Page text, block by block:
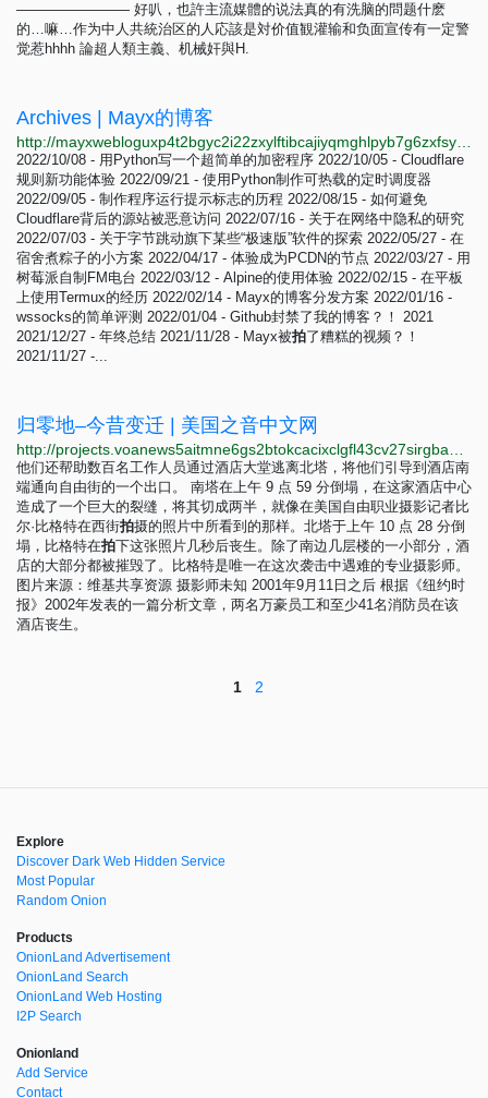
———————— 好叭，也許主流媒體的说法真的有洗脑的問题什麽
的…嘛…作为中人共統治区的人応該是対价值観灌输和负面宣传有一定警
觉惹hhhh 論超人類主義、机械奸與H.
Archives | Mayx的博客
2022/10/08 - 用Python写一个超简单的加密程序 2022/10/05 - Cloudflare
规则新功能体验 2022/09/21 - 使用Python制作可热载的定时调度器
2022/09/05 - 制作程序运行提示标志的历程 2022/08/15 - 如何避免
Cloudflare背后的源站被恶意访问 2022/07/16 - 关于在网络中隐私的研究
2022/07/03 - 关于字节跳动旗下某些“极速版”软件的探索 2022/05/27 - 在
宿舍煮粽子的小方案 2022/04/17 - 体验成为PCDN的节点 2022/03/27 - 用
树莓派自制FM电台 2022/03/12 - Alpine的使用体验 2022/02/15 - 在平板
上使用Termux的经历 2022/02/14 - Mayx的博客分发方案 2022/01/16 -
wssocks的简单评测 2022/01/04 - Github封禁了我的博客？！ 2021
2021/12/27 - 年终总结 2021/11/28 - Mayx被拍了糟糕的视频？！
2021/11/27 -...
归零地–今昔变迁 | 美国之音中文网
他们还帮助数百名工作人员通过酒店大堂逃离北塔，将他们引导到酒店南
端通向自由街的一个出口。 南塔在上午 9 点 59 分倒塌，在这家酒店中心
造成了一个巨大的裂缝，将其切成两半，就像在美国自由职业摄影记者比
尔·比格特在西街拍摄的照片中所看到的那样。北塔于上午 10 点 28 分倒
塌，比格特在拍下这张照片几秒后丧生。除了南边几层楼的一小部分，酒
店的大部分都被摧毁了。比格特是唯一在这次袭击中遇难的专业摄影师。
图片来源：维基共享资源 摄影师未知 2001年9月11日之后 根据《纽约时
报》2002年发表的一篇分析文章，两名万豪员工和至少41名消防员在该
酒店丧生。
1 2
Explore
Discover Dark Web Hidden Service
Most Popular
Random Onion
Products
OnionLand Advertisement
OnionLand Search
OnionLand Web Hosting
I2P Search
Onionland
Add Service
Contact